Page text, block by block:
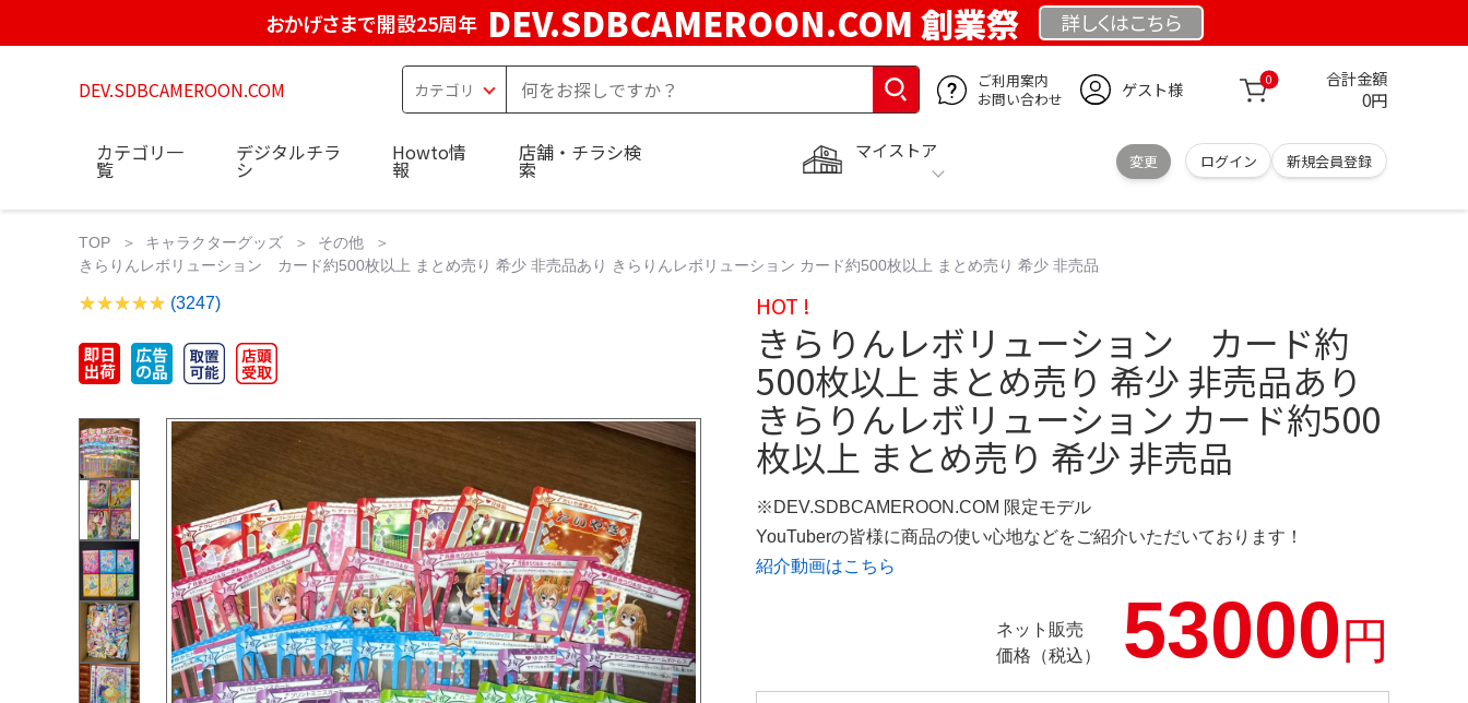
おかげさまで開設25周年 DEV.SDBCAMEROON.COM 創業祭 詳しくはこちら
DEV.SDBCAMEROON.COM
ご利用案内
お問い合わせ
ゲスト様 0 合計金額
0円
マイストア
変更 ログイン 新規会員登録
カテゴリ一
覧
デジタルチラ
シ
Howto情
報
店舗・チラシ検
索
TOP キャラクターグッズ
その他
きらりんレボリューション カード約500枚以上 まとめ売り 希少 非売品あり きらりんレボリューション カード約500枚以上 まとめ売り 希少 非売品
(3247) HOT !
きらりんレボリューション カード約
500枚以上 まとめ売り 希少 非売品あり
きらりんレボリューション カード約500
枚以上 まとめ売り 希少 非売品
※DEV.SDBCAMEROON.COM 限定モデル
YouTuberの皆様に商品の使い心地などをご紹介いただいております！
紹介動画はこちら
ネット販売
価格（税込）
53000円